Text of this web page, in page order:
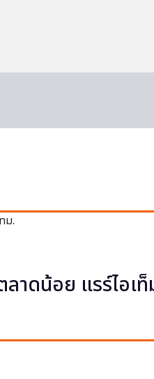
าดน้อย แรร์ไอเ